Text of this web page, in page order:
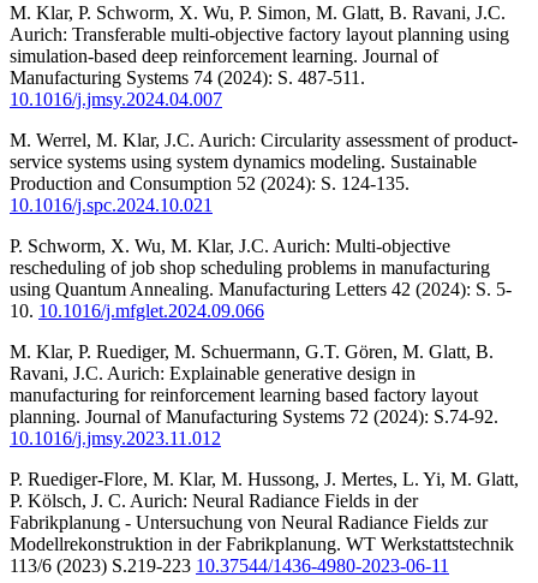
M. Klar, P. Schworm, X. Wu, P. Simon, M. Glatt, B. Ravani, J.C.
Aurich: Transferable multi-objective factory layout planning using
simulation-based deep reinforcement learning. Journal of
Manufacturing Systems 74 (2024): S. 487-511.
10.1016/j.jmsy.2024.04.007
M. Werrel, M. Klar, J.C. Aurich: Circularity assessment of product-
service systems using system dynamics modeling. Sustainable
Production and Consumption 52 (2024): S. 124-135.
10.1016/j.spc.2024.10.021
P. Schworm, X. Wu, M. Klar, J.C. Aurich: Multi-objective
rescheduling of job shop scheduling problems in manufacturing
using Quantum Annealing. Manufacturing Letters 42 (2024): S. 5-
10. 10.1016/j.mfglet.2024.09.066
M. Klar, P. Ruediger, M. Schuermann, G.T. Gören, M. Glatt, B.
Ravani, J.C. Aurich: Explainable generative design in
manufacturing for reinforcement learning based factory layout
planning. Journal of Manufacturing Systems 72 (2024): S.74-92.
10.1016/j.jmsy.2023.11.012
P. Ruediger-Flore, M. Klar, M. Hussong, J. Mertes, L. Yi, M. Glatt,
P. Kölsch, J. C. Aurich: Neural Radiance Fields in der
Fabrikplanung - Untersuchung von Neural Radiance Fields zur
Modellrekonstruktion in der Fabrikplanung. WT Werkstattstechnik
113/6 (2023) S.219-223 10.37544/1436-4980-2023-06-11